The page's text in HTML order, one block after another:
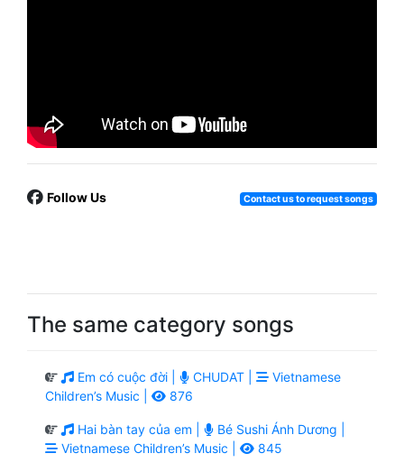
Follow Us Contact us to request songs
The same category songs
Em có cuộc đời | CHUDAT |
Vietnamese
Children’s Music |
876
Hai bàn tay của em |
Bé Sushi Ánh Dương |
Vietnamese Children’s Music |
845